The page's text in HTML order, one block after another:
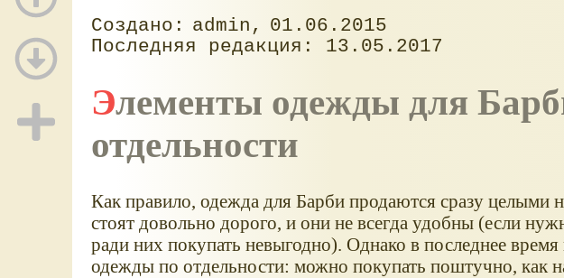
admin
01.06.2015
13.05.2017
Элементы одежды для Барби, предметы по
отдельности
Как правило, одежда для Барби продаются сразу
стоят довольно дорого, и они не всегда удобны (если
ради них покупать невыгодно). Однако в последнее
одежды по отдельности: можно покупать поштучно, как